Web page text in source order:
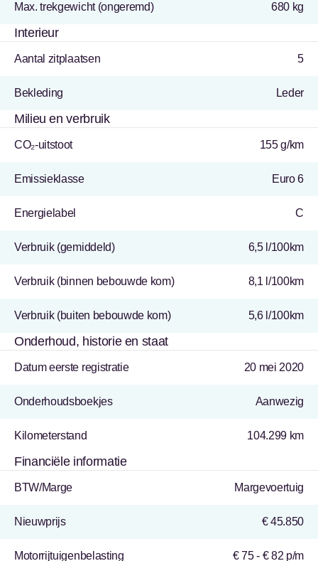
Max. trekgewicht (ongeremd) 680 kg
Interieur
Aantal zitplaatsen 5
Bekleding Leder
Milieu en verbruik
CO₂-uitstoot 155 g/km
Emissieklasse Euro 6
Energielabel C
Verbruik (gemiddeld) 6,5 l/100km
Verbruik (binnen bebouwde kom) 8,1 l/100km
Verbruik (buiten bebouwde kom) 5,6 l/100km
Onderhoud, historie en staat
Datum eerste registratie 20 mei 2020
Onderhoudsboekjes Aanwezig
Kilometerstand 104.299 km
Financiële informatie
BTW/Marge Margevoertuig
Nieuwprijs € 45.850
Motorrijtuigenbelasting € 75 - € 82 p/m